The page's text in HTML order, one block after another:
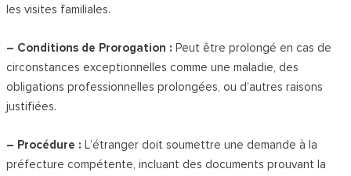
les visites familiales.
– Conditions de Prorogation : Peut être prolongé en cas de
circonstances exceptionnelles comme une maladie, des
obligations professionnelles prolongées, ou d’autres raisons
justifiées.
– Procédure : L’étranger doit soumettre une demande à la
préfecture compétente, incluant des documents prouvant la